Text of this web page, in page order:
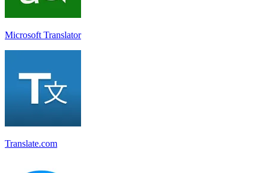
Microsoft Translator
Translate.com